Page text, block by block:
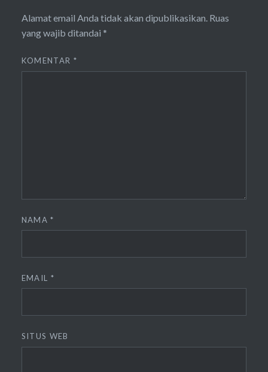
Alamat email Anda tidak akan dipublikasikan. Ruas
yang wajib ditandai *
KOMENTAR *
NAMA*
EMAIL *
SITUS WEB